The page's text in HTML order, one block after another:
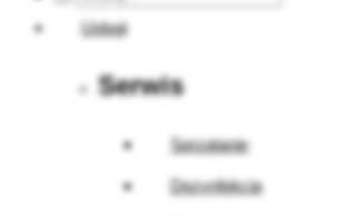
Usługi
Serwis
Sprzątanie
Dezynfekcja